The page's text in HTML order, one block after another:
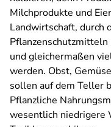
Milchprodukte und
Landwirtschaft, durch
und gleichermaßen
werden. Obst,
sollen auf dem Teller
Pflanzliche
wesentlich niedrigere